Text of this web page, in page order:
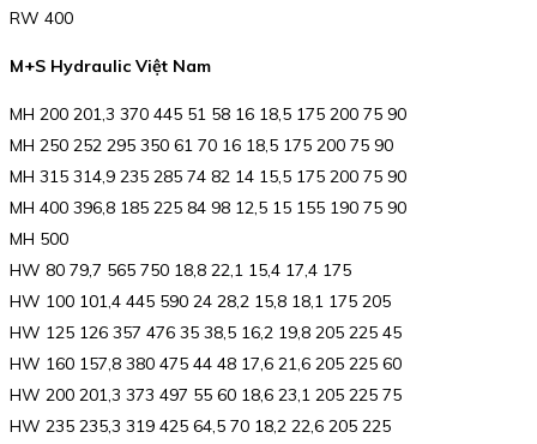
RW 400
M+S Hydraulic Việt Nam
MH 200 201,3 370 445 51 58 16 18,5 175 200 75 90
MH 250 252 295 350 61 70 16 18,5 175 200 75 90
MH 315 314,9 235 285 74 82 14 15,5 175 200 75 90
MH 400 396,8 185 225 84 98 12,5 15 155 190 75 90
MH 500
HW 80 79,7 565 750 18,8 22,1 15,4 17,4 175
HW 100 101,4 445 590 24 28,2 15,8 18,1 175 205
HW 125 126 357 476 35 38,5 16,2 19,8 205 225 45
HW 160 157,8 380 475 44 48 17,6 21,6 205 225 60
HW 200 201,3 373 497 55 60 18,6 23,1 205 225 75
HW 235 235,3 319 425 64,5 70 18,2 22,6 205 225